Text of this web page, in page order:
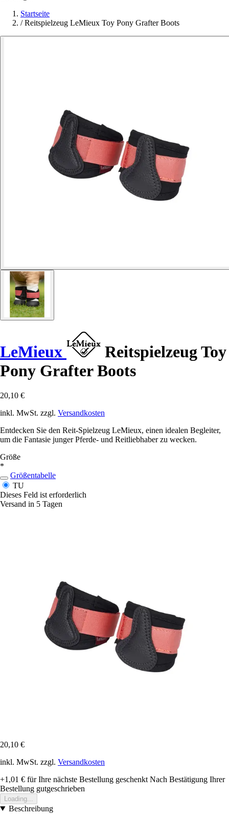
Startseite
/ Reitspielzeug LeMieux Toy Pony Grafter Boots
LeMieux
Reitspielzeug Toy
Pony Grafter Boots
20,10 €
inkl. MwSt. zzgl. Versandkosten
Entdecken Sie den Reit-Spielzeug LeMieux, einen idealen Begleiter,
um die Fantasie junger Pferde- und Reitliebhaber zu wecken.
Größe
*
Größentabelle
TU
Dieses Feld ist erforderlich
Versand in 5 Tagen
20,10 €
inkl. MwSt. zzgl. Versandkosten
+1,01 € für Ihre nächste Bestellung geschenkt Nach Bestätigung Ihrer
Bestellung gutgeschrieben
Loading...
Beschreibung